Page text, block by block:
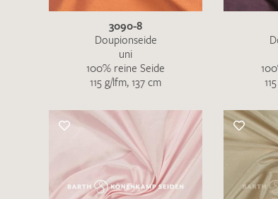
3090-8
Doupionseide
uni
100% reine Seide
115 g/lfm, 137 cm